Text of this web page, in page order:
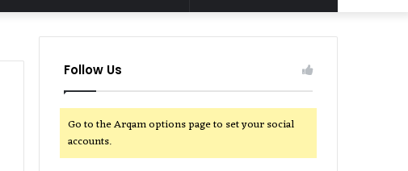
for
Follow Us
Go to the Arqam options page to set your social
accounts.